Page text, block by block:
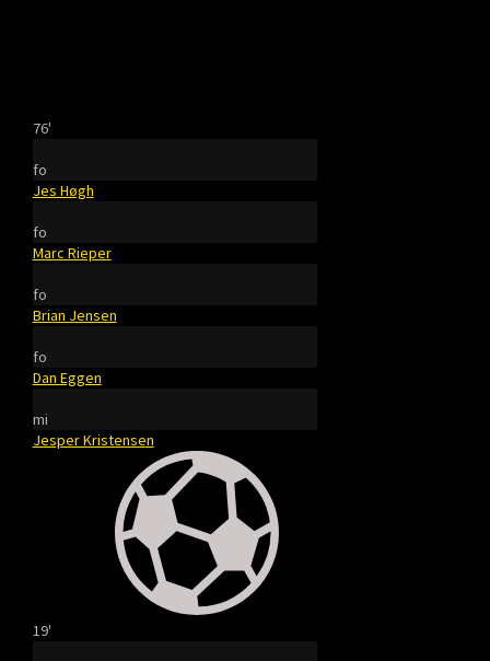
76'
fo
Jes Høgh
fo
Marc Rieper
fo
Brian Jensen
fo
Dan Eggen
mi
Jesper Kristensen
19'